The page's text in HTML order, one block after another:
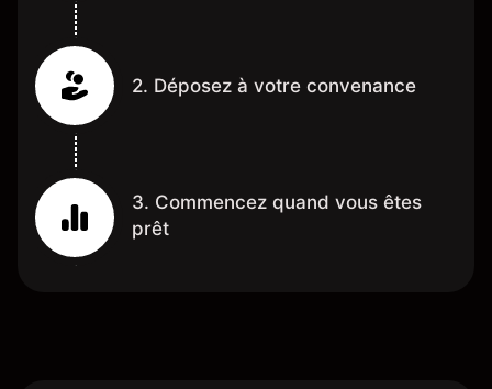
2. Déposez à votre convenance
3. Commencez quand vous êtes
prêt